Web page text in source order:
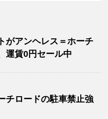
がアンヘレス＝ホーチ
運賃0円セール中
チロードの駐車禁止強